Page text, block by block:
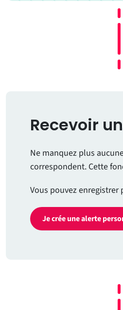
Recevoir
Ne manquez plus
correspondent. Cette
Vous pouvez
Je crée une alerte